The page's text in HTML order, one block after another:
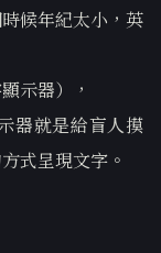
候年紀太小，英
示器），
器就是給盲人摸
式呈現文字。